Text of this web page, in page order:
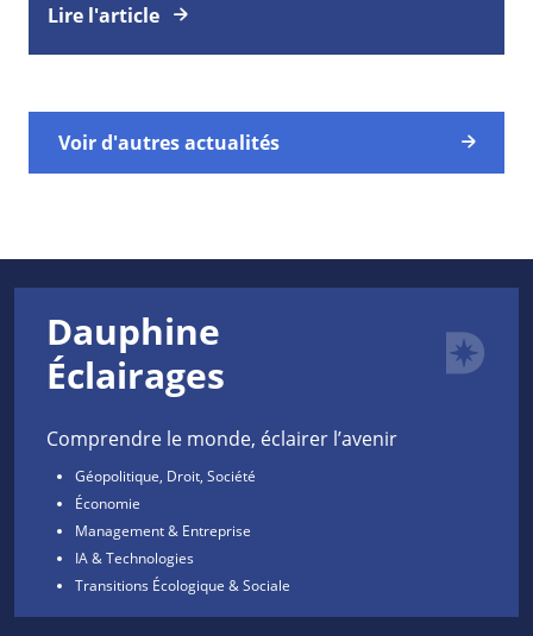
Lire l'article
Voir d'autres actualités
Dauphine
Éclairages
Comprendre le monde, éclairer l’avenir
Géopolitique, Droit, Société
Économie
Management & Entreprise
IA & Technologies
Transitions Écologique & Sociale